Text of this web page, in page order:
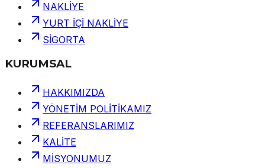
NAKLİYE
YURT İÇİ NAKLİYE
SİGORTA
KURUMSAL
HAKKIMIZDA
YÖNETİM POLİTİKAMIZ
REFERANSLARIMIZ
KALİTE
MİSYONUMUZ